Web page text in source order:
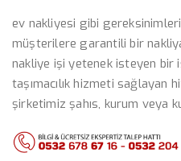
ev nakliyesi gibi
müşterilere garantili bir
nakliye işi yetenek isteyen bir
taşımacılık hizmeti sağlayan
şirketimiz şahıs, kurum veya